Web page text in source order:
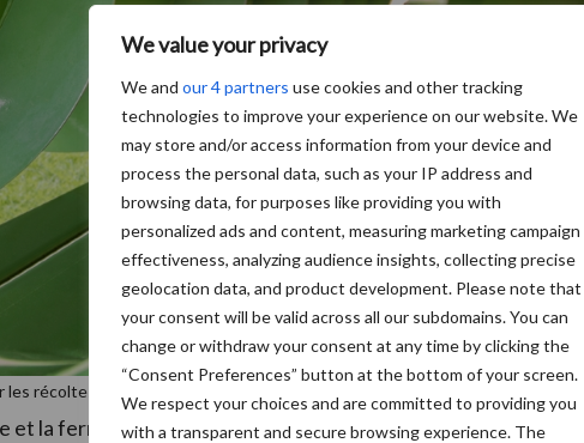
We value your privacy
We and our 4 partners use cookies and other tracking
technologies to improve your experience on our website. We
may store and/or access information from your device and
process the personal data, such as your IP address and
browsing data, for purposes like providing you with
personalized ads and content, measuring marketing campaign
effectiveness, analyzing audience insights, collecting precise
geolocation data, and product development. Please note that
your consent will be valid across all our subdomains. You can
change or withdraw your consent at any time by clicking the
“Consent Preferences” button at the bottom of your screen.
We respect your choices and are committed to providing you
with a transparent and secure browsing experience. The
récoltes d’importantes quantités de fourrage.
et la fermeture hydrauliques des volets depuis la cabine